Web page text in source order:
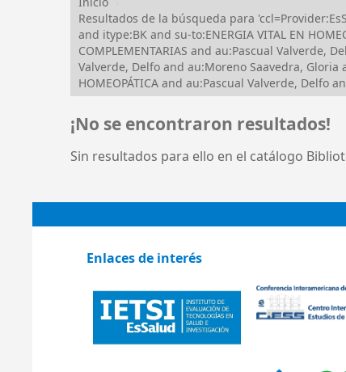
Resultados de la búsqueda para
and itype:BK and su-to:ENERGIA VITAL EN
COMPLEMENTARIAS and au:Pascual Valverde,
Valverde, Delfo and au:Moreno Saavedra,
HOMEOPÁTICA and au:Pascual Valverde, Delfo
¡No se encontraron resultados!
Sin resultados para ello en el catálogo
Enlaces de interés